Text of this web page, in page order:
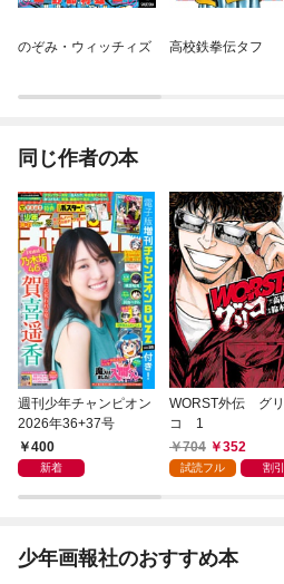
のぞみ・ウィッチィズ 高校鉄拳伝タフ
同じ作者の本
週刊少年チャンピオン
2026年36+37号
400
新着
WORST外伝 グリ
コ 1
704
352
試読フル 割引
少年画報社のおすすめ本